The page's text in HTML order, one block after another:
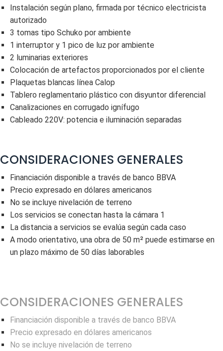
Instalación según plano, firmada por técnico electricista
autorizado
3 tomas tipo Schuko por ambiente
1 interruptor y 1 pico de luz por ambiente
2 luminarias exteriores
Colocación de artefactos proporcionados por el cliente
Plaquetas blancas línea Calop
Tablero reglamentario plástico con disyuntor diferencial
Canalizaciones en corrugado ignífugo
Cableado 220V: potencia e iluminación separadas
CONSIDERACIONES GENERALES
Financiación disponible a través de banco BBVA
Precio expresado en dólares americanos
No se incluye nivelación de terreno
Los servicios se conectan hasta la cámara 1
La distancia a servicios se evalúa según cada caso
A modo orientativo, una obra de 50 m² puede estimarse en
un plazo máximo de 50 días laborables
CONSIDERACIONES GENERALES
Financiación disponible a través de banco BBVA
Precio expresado en dólares americanos
No se incluye nivelación de terreno